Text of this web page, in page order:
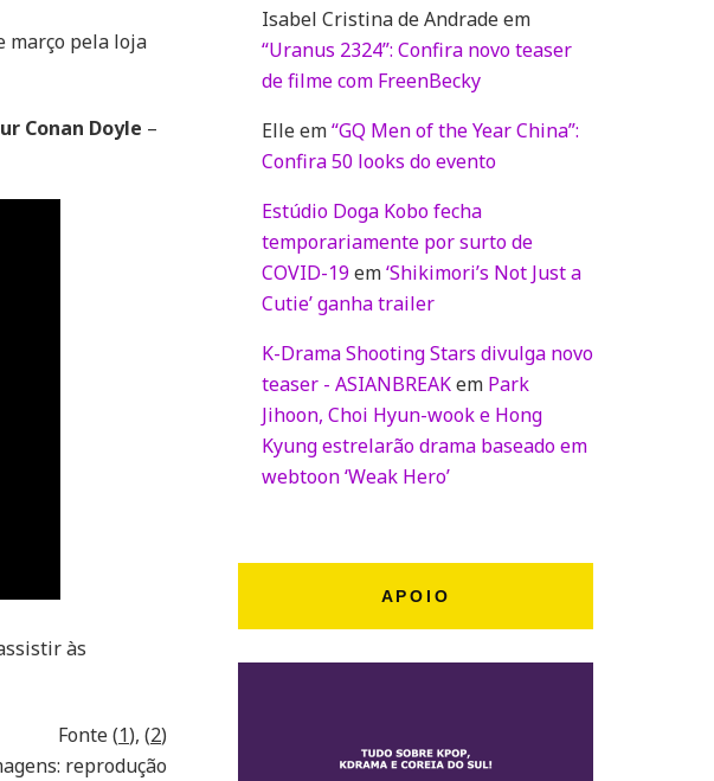
março pela loja
Conan Doyle –
às
Fonte (1), (2)
reprodução
Isabel Cristina de Andradeem
“Uranus 2324”: Confira novo teaser
de filme com FreenBecky
Elleem“GQ Men of the Year China”:
Confira 50 looks do evento
Estúdio Doga Kobo fecha
temporariamente por surto de
COVID-19em‘Shikimori’s Not Just a
Cutie’ ganha trailer
K-Drama Shooting Stars divulga novo
teaser - ASIANBREAKem Park
Jihoon, Choi Hyun-wook e Hong
Kyung estrelarão drama baseado em
webtoon ‘Weak Hero’
APOIO